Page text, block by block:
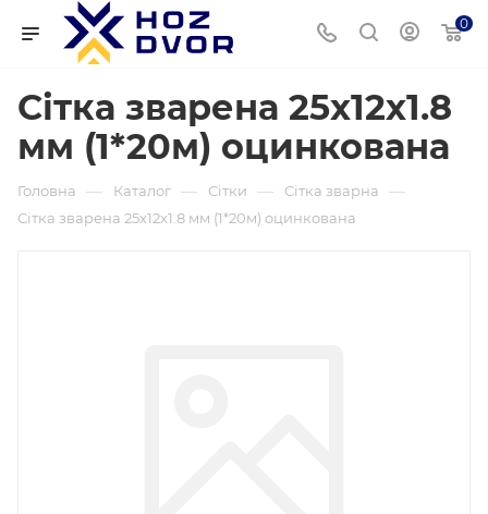
0
Сітка зварена 25x12x1.8
мм (1*20м) оцинкована
Головна — Каталог — Сітки — Сітка зварна —
Сітка зварена 25x12x1.8 мм (1*20м) оцинкована